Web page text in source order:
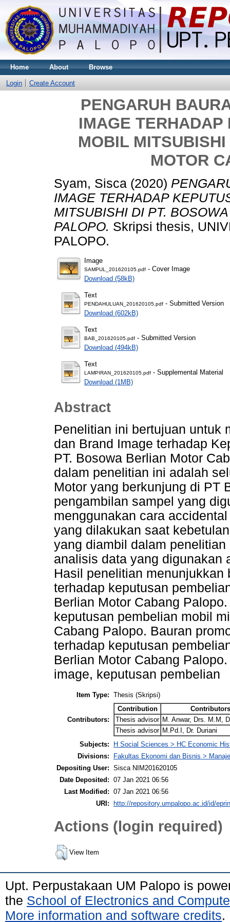
Home About Browse
Login Create Account
PENGARUH
IMAGE
MOBIL
MOTOR
Syam, Sisca (2020)
IMAGE TERHADAP
MITSUBISHI DI PT.
PALOPO. Skripsi thesis,
PALOPO.
Image
SAMPUL_201620105.pdf - Cover Image
Download (58kB)
Text
PENDAHULUAN_201620105.pdf - Submitted Version
Download (602kB)
Text
BAB_201620105.pdf - Submitted Version
Download (494kB)
Text
LAMPIRAN_201620105.pdf - Supplemental Material
Download (1MB)
Abstract
Penelitian ini bertujuan untuk
dan Brand Image terhadap
PT. Bosowa Berlian Motor
dalam penelitian ini adalah
Motor yang berkunjung di PT
pengambilan sampel yang
menggunakan cara
yang dilakukan saat
yang diambil dalam
analisis data yang digunakan
Hasil penelitian menunjukkan
terhadap keputusan
Berlian Motor Cabang
keputusan pembelian mobil
Cabang Palopo. Bauran
terhadap keputusan
Berlian Motor Cabang
image, keputusan pembelian
Item Type: Thesis (Skripsi)
Contributors:
Contribution
Contributors
Thesis advisor M. Anwar, Drs. M.M,
Thesis advisor M.Pd.I, Dr. Duriani
Subjects:
H Social Sciences > HC Economic
Divisions:
Fakultas Ekonomi dan Bisnis >
Depositing User: Sisca NIM201620105
Date Deposited: 07 Jan 2021 06:56
Last Modified: 07 Jan 2021 06:56
URI:
http://repository.umpalopo.ac.id/id/
Actions (login required)
View Item
Upt. Perpustakaan UM Palopo is
the School of Electronics and
More information and software credits.